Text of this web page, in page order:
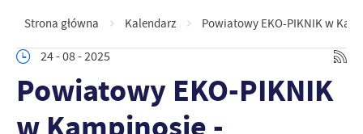
Strona główna Kalendarz Powiatowy EKO-PIKNIK w
24 - 08 - 2025
Powiatowy EKO-PIKNIK